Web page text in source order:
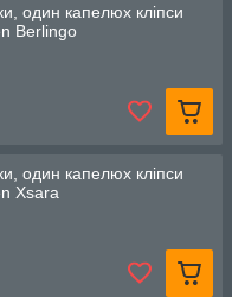
один капелюх кліпси
Berlingo
один капелюх кліпси
Xsara